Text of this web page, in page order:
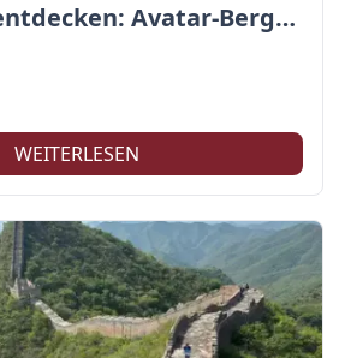
Zhangjiajie entdecken: Avatar-Berge & Altstadt von Fenghuang
WEITERLESEN